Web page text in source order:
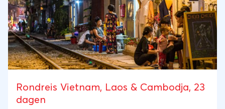
Rondreis Vietnam, Laos & Cambodja, 23
dagen